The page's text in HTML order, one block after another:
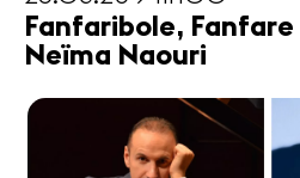
Fanfaribole, Fanfare
Neïma Naouri